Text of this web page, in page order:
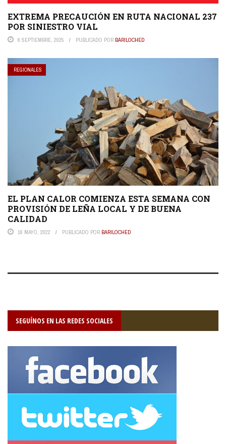
EXTREMA PRECAUCIÓN EN RUTA NACIONAL 237
POR SINIESTRO VIAL
6 SEPTIEMBRE, 2025 PUBLICADO POR BARILOCHED
REGIONALES
EL PLAN CALOR COMIENZA ESTA SEMANA CON
PROVISIÓN DE LEÑA LOCAL Y DE BUENA
CALIDAD
16 MAYO, 2022 PUBLICADO POR BARILOCHED
SEGUÍNOS EN LAS REDES SOCIALES